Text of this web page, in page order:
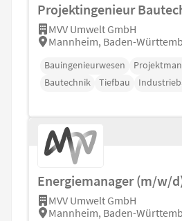
Projektingenieur
MVV Umwelt GmbH
Mannheim, Baden-
Bauingenieurwesen
Bautechnik
Tiefbau
Energiemanager (m/w/
MVV Umwelt GmbH
Mannheim, Baden-